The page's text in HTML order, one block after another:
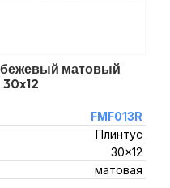
матовый
FMF013R
Плинтус
30x12
матовая